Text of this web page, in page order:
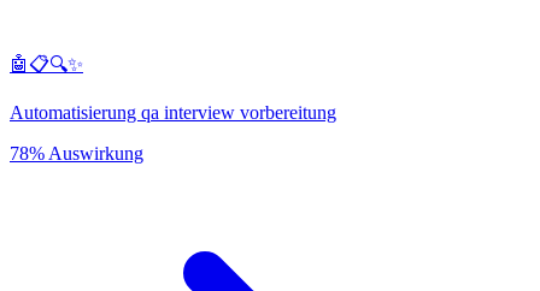
🤖📋🔍✨
Automatisierung qa interview vorbereitung
78% Auswirkung